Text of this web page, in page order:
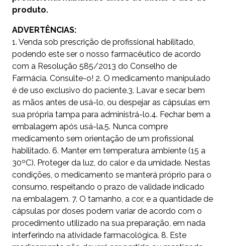
produto.
ADVERTÊNCIAS:
1. Venda sob prescrição de profissional habilitado,
podendo este ser o nosso farmacêutico de acordo
com a Resolução 585/2013 do Conselho de
Farmácia. Consulte-o! 2. O medicamento manipulado
é de uso exclusivo do paciente.3. Lavar e secar bem
as mãos antes de usá-lo, ou despejar as cápsulas em
sua própria tampa para administrá-lo.4. Fechar bem a
embalagem após usá-la.5. Nunca compre
medicamento sem orientação de um profissional
habilitado. 6. Manter em temperatura ambiente (15 a
30ºC). Proteger da luz, do calor e da umidade. Nestas
condições, o medicamento se manterá próprio para o
consumo, respeitando o prazo de validade indicado
na embalagem. 7. O tamanho, a cor, e a quantidade de
cápsulas por doses podem variar de acordo com o
procedimento utilizado na sua preparação, em nada
interferindo na atividade farmacológica. 8. Este